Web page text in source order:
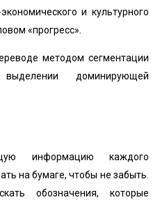
и культурного
«прогресс».
методом сегментации
доминирующей
информацию каждого
на бумаге, чтобы не забыть.
обозначения, которые